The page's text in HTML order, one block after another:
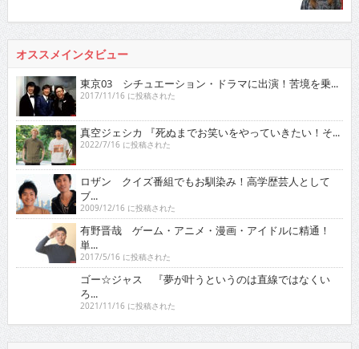
オススメインタビュー
東京03 シチュエーション・ドラマに出演！苦境を乗...
2017/11/16 に投稿された
真空ジェシカ 『死ぬまでお笑いをやっていきたい！そ...
2022/7/16 に投稿された
ロザン クイズ番組でもお馴染み！高学歴芸人として
ブ...
2009/12/16 に投稿された
有野晋哉 ゲーム・アニメ・漫画・アイドルに精通！
単...
2017/5/16 に投稿された
ゴー☆ジャス 『夢が叶うというのは直線ではなくい
ろ...
2021/11/16 に投稿された